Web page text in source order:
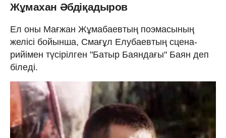
Жұмахан Әбдіқадыров
Ел оны Мағжан Жұмабаевтың поэмасының
желісі бойын­­ша, Смағұл Елубаевтың сцена­
рийімен түсірілген "Батыр Баяндағы" Баян деп
біледі.